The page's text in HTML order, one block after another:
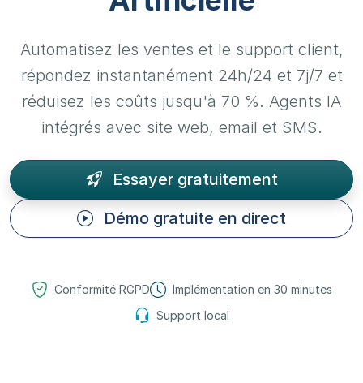
Automatisez les ventes et le support client,
répondez instantanément 24h/24 et 7j/7 et
réduisez les coûts jusqu'à 70 %. Agents IA
intégrés avec site web, email et SMS.
Essayer gratuitement
Démo gratuite en direct
Conformité RGPD
Implémentation en 30 minutes
Support local